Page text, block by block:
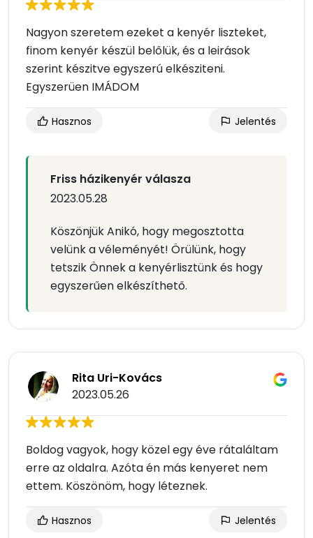
Nagyon szeretem ezeket a kenyér liszteket,
finom kenyér készül belőlük, és a leirások
szerint készitve egyszerú elkésziteni.
Egyszerüen IMÁDOM
Hasznos Jelentés
Friss házikenyér válasza
2023.05.28
Köszönjük Anikó, hogy megosztotta
velünk a véleményét! Örülünk, hogy
tetszik Önnek a kenyérlisztünk és hogy
egyszerűen elkészíthető.
Rita Uri-Kovács
2023.05.26
Boldog vagyok, hogy közel egy éve rátaláltam
erre az oldalra. Azóta én más kenyeret nem
ettem. Köszönöm, hogy léteznek.
Hasznos Jelentés